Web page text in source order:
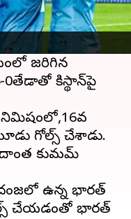
చిత్తు చిత్తుగా
ఫెడరేషన్
చేసింది.
జరిగిన
పాకిస్థాన్‌పై
నిమిషంలో,16వ
గోల్స్ చేశాడు.
కుమమ్
ఉన్న భారత్
చేయడంతో భారత్